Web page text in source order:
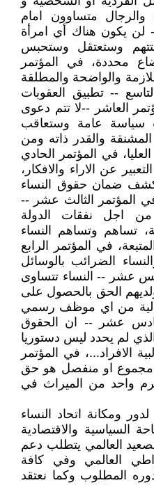
متساوون امام
-- لن يكون هناك أي امرأة
وستعتقل وستحبس
محددة، في المؤتمر
والواضحة والمطلقة
-- تطبيق العقوبات
العاشر --لا تتم دعوى
سياسة عامة وستعاقب
والقدر ذاته ومن
في المؤتمر الحادي
عن الاراء والافكار،
ضمان حقوق النساء
في المؤتمر الثالث عشر --
من اجل نفقات الدولة
تساهم وتساهم النساء
في المؤتمر الرابع
الضرائب بالوسائل
عشر -- النساء تتساوى
الحق بالحصول على
من اي موظف رسمي
عشر -- ان الحقوق
لم يحدد ليس دستوريا
الافراد...، في المؤتمر
مجموع او منفصل هو حق
واحد من الميراث في
ومكانة اتحاد النساء
السياسية والاقتصادية
العالمي يتطلب دعم
العالمي وفي كافة
المطلوب وكما نعتقد